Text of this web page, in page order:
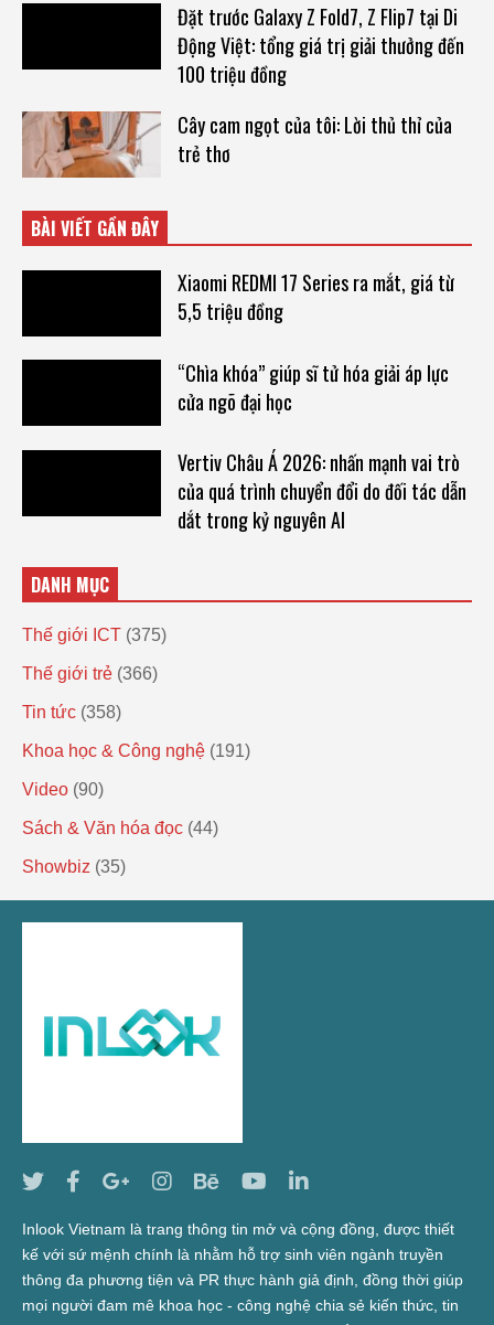
Đặt trước Galaxy Z Fold7, Z Flip7 tại Di
Động Việt: tổng giá trị giải thưởng đến
100 triệu đồng
Cây cam ngọt của tôi: Lời thủ thỉ của
trẻ thơ
BÀI VIẾT GẦN ĐÂY
Xiaomi REDMI 17 Series ra mắt, giá từ
5,5 triệu đồng
“Chìa khóa” giúp sĩ tử hóa giải áp lực
cửa ngõ đại học
Vertiv Châu Á 2026: nhấn mạnh vai trò
của quá trình chuyển đổi do đối tác dẫn
dắt trong kỷ nguyên AI
DANH MỤC
Thế giới ICT (375)
Thế giới trẻ (366)
Tin tức (358)
Khoa học & Công nghệ (191)
Video (90)
Sách & Văn hóa đọc (44)
Showbiz (35)
Inlook Vietnam là trang thông tin mở và cộng đồng, được thiết
kế với sứ mệnh chính là nhằm hỗ trợ sinh viên ngành truyền
thông đa phương tiện và PR thực hành giả định, đồng thời giúp
mọi người đam mê khoa học - công nghệ chia sẻ kiến thức, tin